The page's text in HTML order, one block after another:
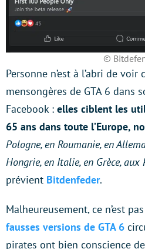
©
Personne n’est à l’abri de voir
mensongères de GTA 6 dans
Facebook : elles ciblent les
65 ans dans toute l’Europe,
Pologne, en Roumanie, en
Hongrie, en Italie, en Grèce, aux
prévient Bitdenfeder.
Malheureusement, ce n’est
fausses versions de GTA 6
pirates ont bien conscience